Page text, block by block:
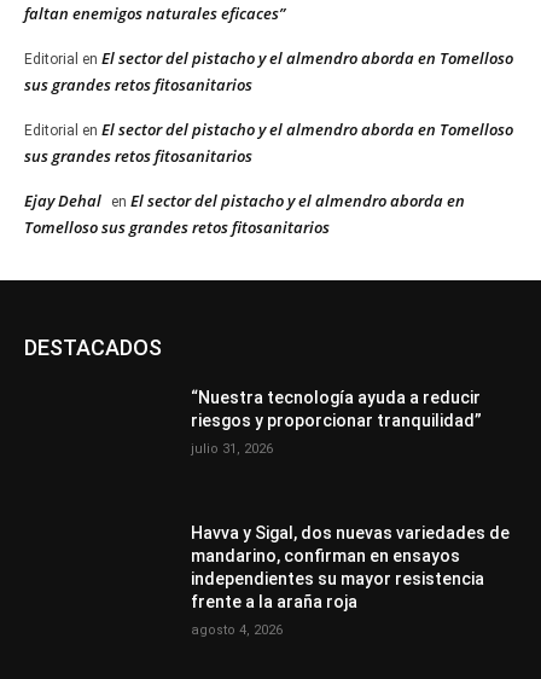
faltan enemigos naturales eficaces”
Editorial en El sector del pistacho y el almendro aborda en Tomelloso
sus grandes retos fitosanitarios
Editorial en El sector del pistacho y el almendro aborda en Tomelloso
sus grandes retos fitosanitarios
Ejay Dehal en El sector del pistacho y el almendro aborda en
Tomelloso sus grandes retos fitosanitarios
DESTACADOS
“Nuestra tecnología ayuda a reducir
riesgos y proporcionar tranquilidad”
julio 31, 2026
Havva y Sigal, dos nuevas variedades de
mandarino, confirman en ensayos
independientes su mayor resistencia
frente a la araña roja
agosto 4, 2026